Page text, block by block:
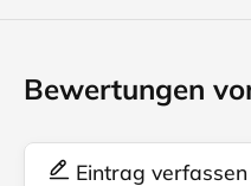
Bewertungen
Eintrag verfassen